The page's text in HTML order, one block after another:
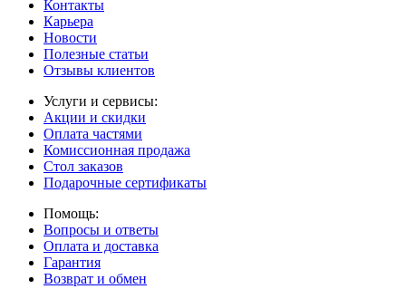
Контакты
Карьера
Новости
Полезные статьи
Отзывы клиентов
Услуги и сервисы:
Акции и скидки
Оплата частями
Комиссионная продажа
Стол заказов
Подарочные сертификаты
Помощь:
Вопросы и ответы
Оплата и доставка
Гарантия
Возврат и обмен